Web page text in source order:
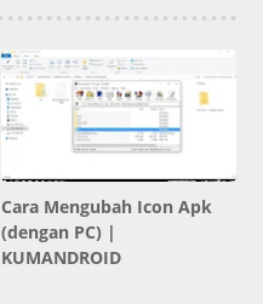
Cara Mengubah Icon Apk
(dengan PC) |
KUMANDROID